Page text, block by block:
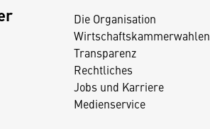
Die Organisation
Wirtschaftskammerwahlen
Transparenz
Rechtliches
Jobs und Karriere
Medienservice